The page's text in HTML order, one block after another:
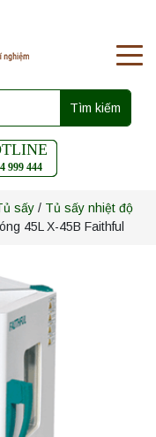
Tìm kiếm
999 444
sấy / Tủ sấy nhiệt độ
45L X-45B Faithful